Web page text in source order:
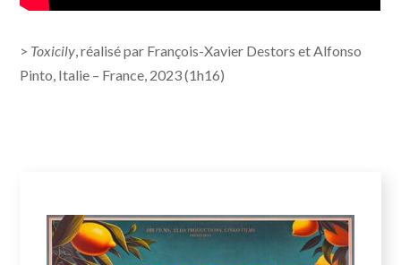
> Toxicily, réalisé par François-Xavier Destors et Alfonso
Pinto, Italie – France, 2023 (1h16)